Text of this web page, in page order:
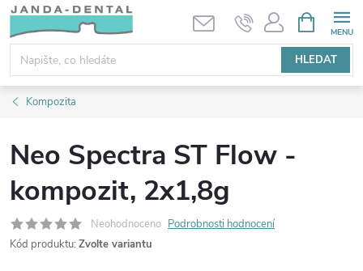
Přejít
obsah
HLEDAT
NÁKUPNÍ
KOŠÍK
Kompozita
Neo Spectra ST Flow -
kompozit, 2x1,8g
Neohodnoceno Podrobnosti hodnocení
Kód produktu: Zvolte variantu